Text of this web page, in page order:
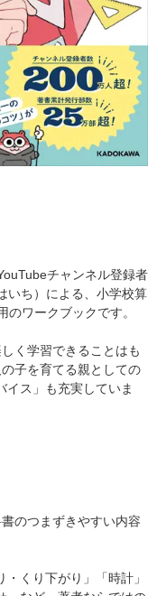
チャンネル登録者
いち）による、小学校算
ワークブックです。
く学習できることはも
子を育てる親としての
イス」も充実していま
のつまずきやすい内容
くり下がり」「時計」